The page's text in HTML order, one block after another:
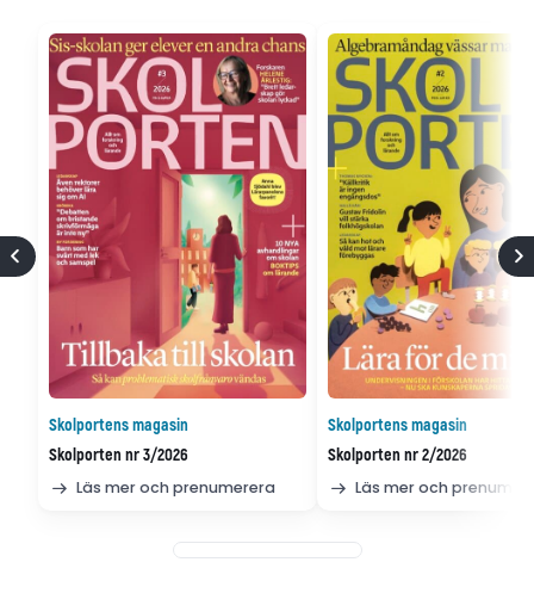
Skolportens magasin
Skolporten nr 3/2026
Läs mer och prenumerera
Skolportens magasin
Skolporten nr 2/2026
Läs mer och